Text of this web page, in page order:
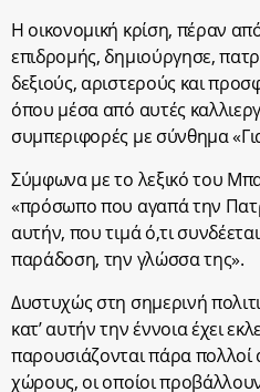
Η οικονομική κρίση, πέραν
επιδρομής, δημιούργησε,
δεξιούς, αριστερούς και
όπου μέσα από αυτές
συμπεριφορές με σύνθημα
Σύμφωνα με το λεξικό του
«πρόσωπο που αγαπά την
αυτήν, που τιμά ό,τι
παράδοση, την γλώσσα της».
Δυστυχώς στη σημερινή
κατ’ αυτήν την έννοια έχει
παρουσιάζονται πάρα πολλοί
χώρους, οι οποίοι